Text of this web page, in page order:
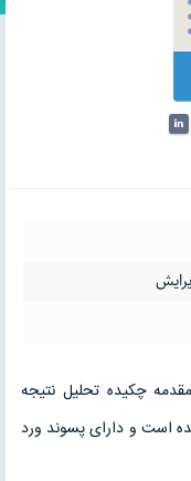
چکیده تحلیل نتیجه
صفحه تنظیم شده است و دارای پسوند ورد